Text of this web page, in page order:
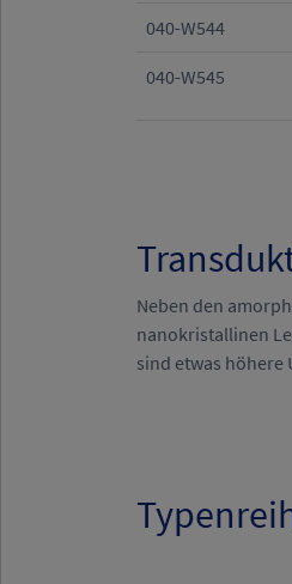
040-W544
040-W545
Neben den
nanokristallinen
sind etwas höhere